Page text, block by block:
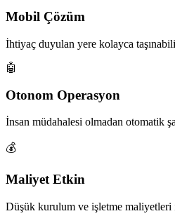
Mobil Çözüm
İhtiyaç duyulan yere kolayca
🤖
Otonom Operasyon
İnsan müdahalesi olmadan otomatik
💰
Maliyet Etkin
Düşük kurulum ve işletme